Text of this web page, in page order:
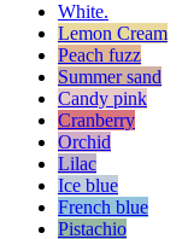
White.
Lemon Cream
Peach fuzz
Summer sand
Candy pink
Cranberry
Orchid
Lilac
Ice blue
French blue
Pistachio